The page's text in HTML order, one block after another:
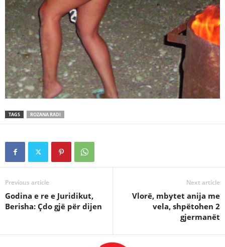
TAGS ROZANA RADI
Previous article
Godina e re e Juridikut,
Berisha: Çdo gjë për dijen
Next article
Vlorë, mbytet anija me
vela, shpëtohen 2
gjermanët